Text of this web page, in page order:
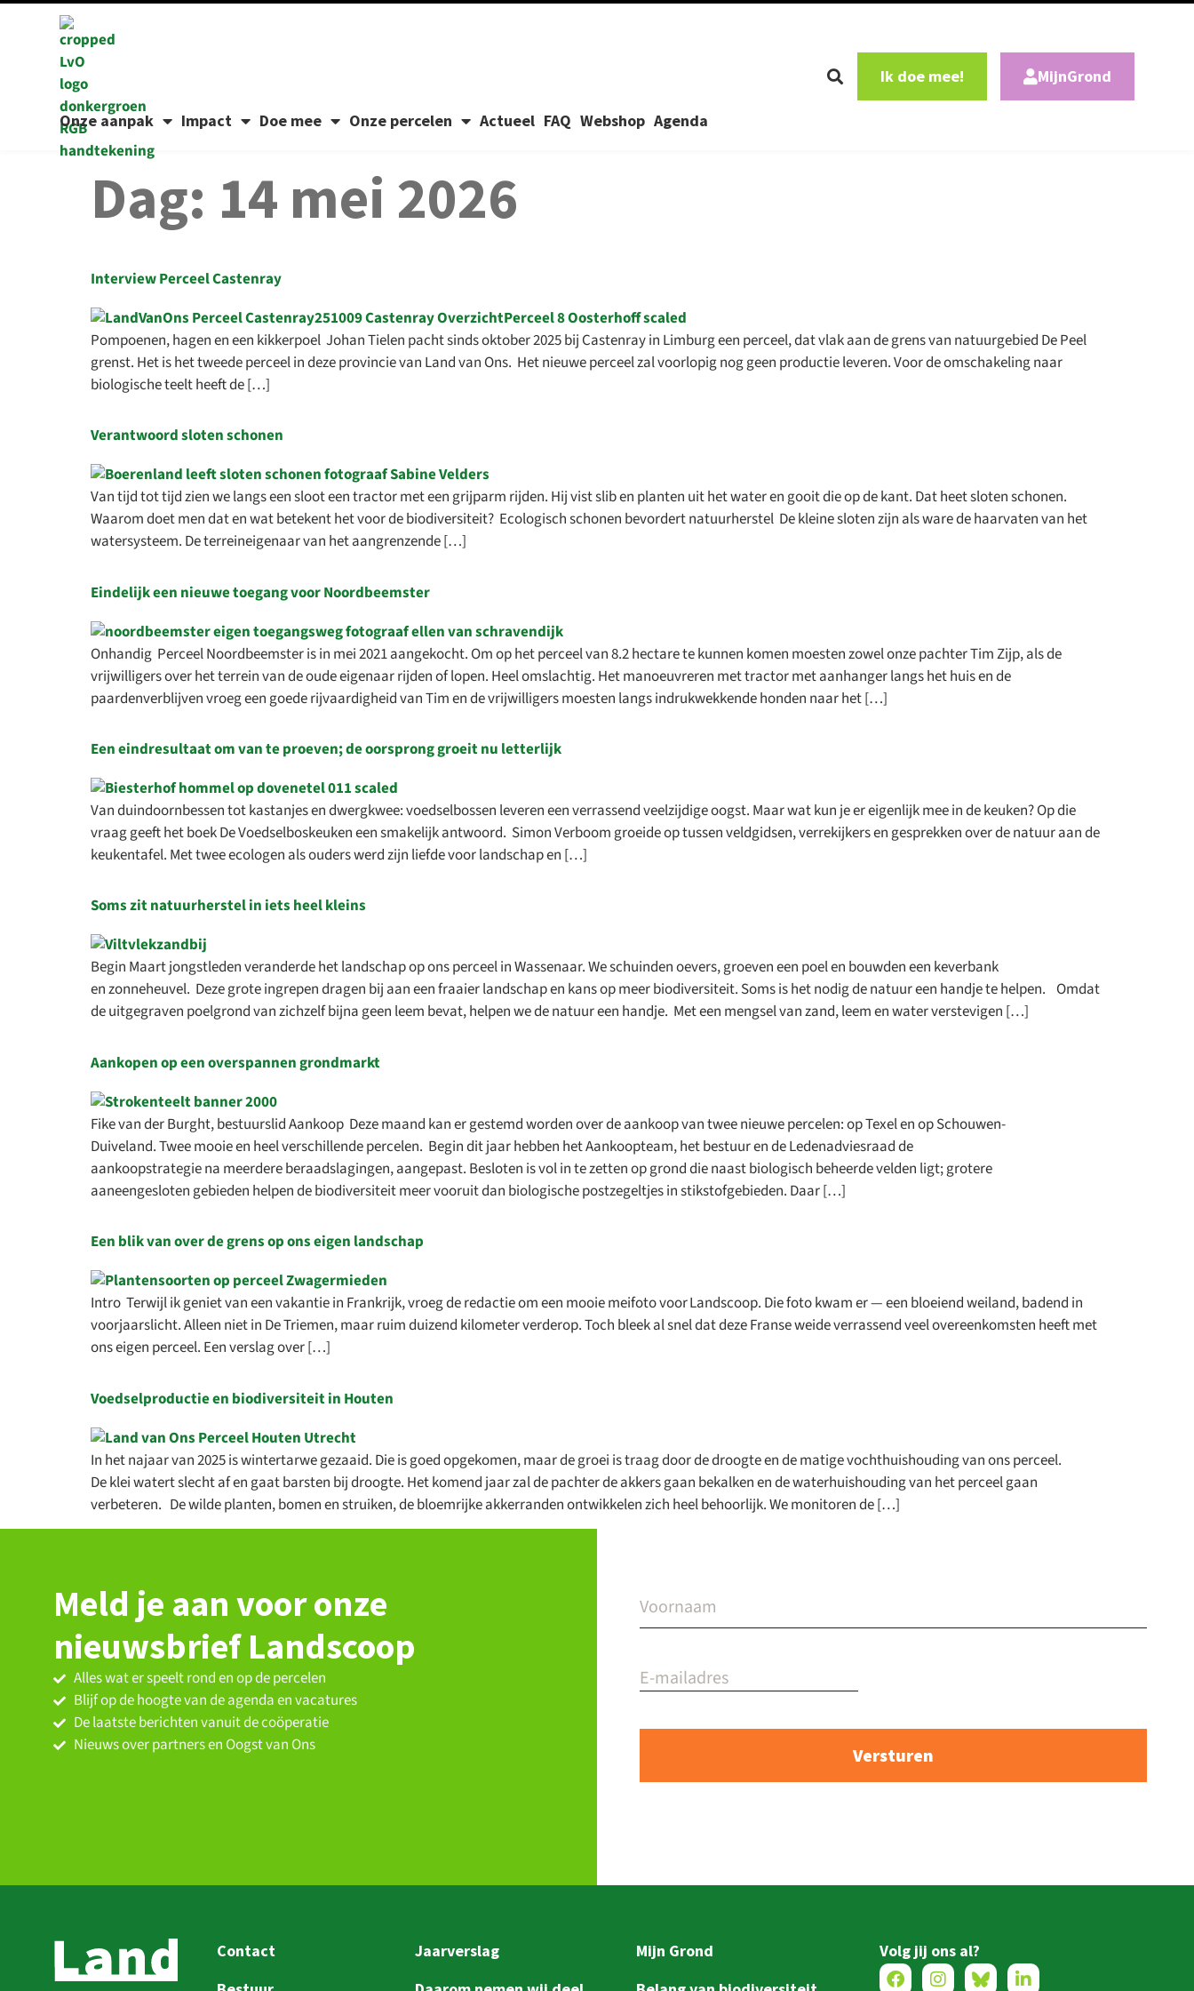
Onze aanpak Impact Doe mee Onze percelen Actueel FAQ Webshop Agenda
Ik doe mee! MijnGrond
Dag: 14 mei 2026
Interview Perceel Castenray
Pompoenen, hagen en een kikkerpoel Johan Tielen pacht sinds oktober 2025 bij Castenray in Limburg een perceel, dat vlak aan de grens van natuurgebied De Peel
grenst. Het is het tweede perceel in deze provincie van Land van Ons. Het nieuwe perceel zal voorlopig nog geen productie leveren. Voor de omschakeling naar
biologische teelt heeft de […]
Verantwoord sloten schonen
Van tijd tot tijd zien we langs een sloot een tractor met een grijparm rijden. Hij vist slib en planten uit het water en gooit die op de kant. Dat heet sloten schonen.
Waarom doet men dat en wat betekent het voor de biodiversiteit? Ecologisch schonen bevordert natuurherstel De kleine sloten zijn als ware de haarvaten van het
watersysteem. De terreineigenaar van het aangrenzende […]
Eindelijk een nieuwe toegang voor Noordbeemster
Onhandig Perceel Noordbeemster is in mei 2021 aangekocht. Om op het perceel van 8.2 hectare te kunnen komen moesten zowel onze pachter Tim Zijp, als de
vrijwilligers over het terrein van de oude eigenaar rijden of lopen. Heel omslachtig. Het manoeuvreren met tractor met aanhanger langs het huis en de
paardenverblijven vroeg een goede rijvaardigheid van Tim en de vrijwilligers moesten langs indrukwekkende honden naar het […]
Een eindresultaat om van te proeven; de oorsprong groeit nu letterlijk
Van duindoornbessen tot kastanjes en dwergkwee: voedselbossen leveren een verrassend veelzijdige oogst. Maar wat kun je er eigenlijk mee in de keuken? Op die
vraag geeft het boek De Voedselboskeuken een smakelijk antwoord. Simon Verboom groeide op tussen veldgidsen, verrekijkers en gesprekken over de natuur aan de
keukentafel. Met twee ecologen als ouders werd zijn liefde voor landschap en […]
Soms zit natuurherstel in iets heel kleins
Begin Maart jongstleden veranderde het landschap op ons perceel in Wassenaar. We schuinden oevers, groeven een poel en bouwden een keverbank
en zonneheuvel. Deze grote ingrepen dragen bij aan een fraaier landschap en kans op meer biodiversiteit. Soms is het nodig de natuur een handje te helpen. Omdat
de uitgegraven poelgrond van zichzelf bijna geen leem bevat, helpen we de natuur een handje. Met een mengsel van zand, leem en water verstevigen […]
Aankopen op een overspannen grondmarkt
Fike van der Burght, bestuurslid Aankoop Deze maand kan er gestemd worden over de aankoop van twee nieuwe percelen: op Texel en op Schouwen-
Duiveland. Twee mooie en heel verschillende percelen. Begin dit jaar hebben het Aankoopteam, het bestuur en de Ledenadviesraad de
aankoopstrategie na meerdere beraadslagingen, aangepast. Besloten is vol in te zetten op grond die naast biologisch beheerde velden ligt; grotere
aaneengesloten gebieden helpen de biodiversiteit meer vooruit dan biologische postzegeltjes in stikstofgebieden. Daar […]
Een blik van over de grens op ons eigen landschap
Intro Terwijl ik geniet van een vakantie in Frankrijk, vroeg de redactie om een mooie meifoto voor Landscoop. Die foto kwam er — een bloeiend weiland, badend in
voorjaarslicht. Alleen niet in De Triemen, maar ruim duizend kilometer verderop. Toch bleek al snel dat deze Franse weide verrassend veel overeenkomsten heeft met
ons eigen perceel. Een verslag over […]
Voedselproductie en biodiversiteit in Houten
In het najaar van 2025 is wintertarwe gezaaid. Die is goed opgekomen, maar de groei is traag door de droogte en de matige vochthuishouding van ons perceel.
De klei watert slecht af en gaat barsten bij droogte. Het komend jaar zal de pachter de akkers gaan bekalken en de waterhuishouding van het perceel gaan
verbeteren. De wilde planten, bomen en struiken, de bloemrijke akkerranden ontwikkelen zich heel behoorlijk. We monitoren de […]
Meld je aan voor onze
nieuwsbrief Landscoop
Alles wat er speelt rond en op de percelen
Blijf op de hoogte van de agenda en vacatures
De laatste berichten vanuit de coöperatie
Nieuws over partners en Oogst van Ons
Contact
Jaarverslag
Mijn Grond
Volg jij ons al?
Open perceeldagen 2026
Zin om het land op te gaan?
Er staan weer veel Open Perceeldagen gepland. Kom langs voor rondleidingen,
samenwerken.